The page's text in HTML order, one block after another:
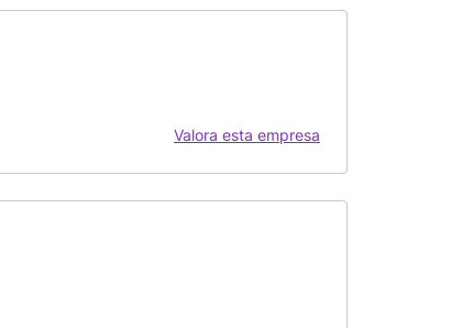
Valora esta empresa